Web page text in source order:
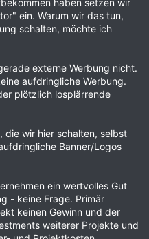
haben setzen wir
ein. Warum wir das tun,
schalten, möchte ich
externe Werbung nicht.
aufdringliche Werbung.
plötzlich losplärrende
die wir hier schalten, selbst
Banner/Logos
ein wertvolles Gut
- keine Frage. Primär
keinen Gewinn und der
weiterer Projekte und